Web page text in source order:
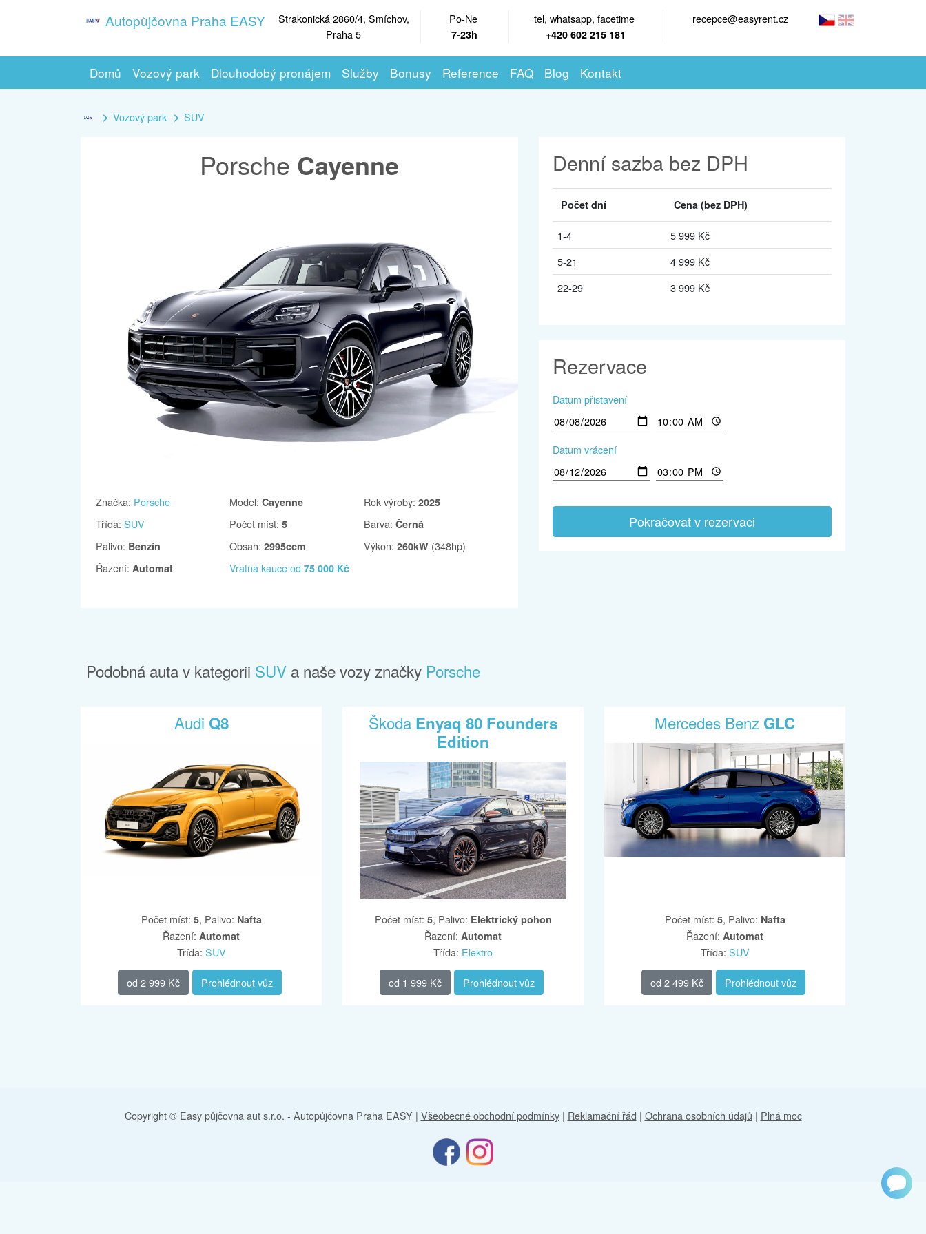
Autopůjčovna Praha EASY
Strakonická 2860/4, Smíchov,
Praha 5
Po-Ne
7-23h
tel, whatsapp, facetime
+420 602 215 181
recepce@easyrent.cz
Domů Vozový park Dlouhodobý pronájem Služby Bonusy Reference FAQ Blog Kontakt
Vozový park SUV
Porsche Cayenne
Značka: Porsche Model:Cayenne Rok výroby: 2025
Třída: SUV Počet míst:5 Barva: Černá
Palivo: Benzín Obsah:2995ccm Výkon: 260kW(348hp)
Řazení: Automat Vratná kauce od 75 000 Kč
Denní sazba bez DPH
Počet dní Cena (bez DPH)
1-4
5 999 Kč
5-21
4 999 Kč
22-29
3 999 Kč
Rezervace
Datum přistavení
Datum vrácení
Pokračovat v rezervaci
Podobná auta v kategorii SUV a naše vozy značky Porsche
Audi Q8
Počet míst: 5, Palivo: Nafta
Řazení: Automat
Třída: SUV
od 2 999 Kč Prohlédnout vůz
Škoda Enyaq 80 Founders
Edition
Počet míst: 5, Palivo: Elektrický pohon
Řazení: Automat
Třída: Elektro
od 1 999 Kč Prohlédnout vůz
Mercedes Benz GLC
Počet míst: 5, Palivo: Nafta
Řazení: Automat
Třída: SUV
od 2 499 Kč Prohlédnout vůz
Copyright © Easy půjčovna aut s.r.o. - Autopůjčovna Praha EASY| Všeobecné obchodní podmínky| Reklamační řád | Ochrana osobních údajů | Plná moc